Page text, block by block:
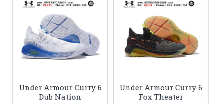
Under Armour Curry 6
Dub Nation
Under Armour Curry 6
Fox Theater